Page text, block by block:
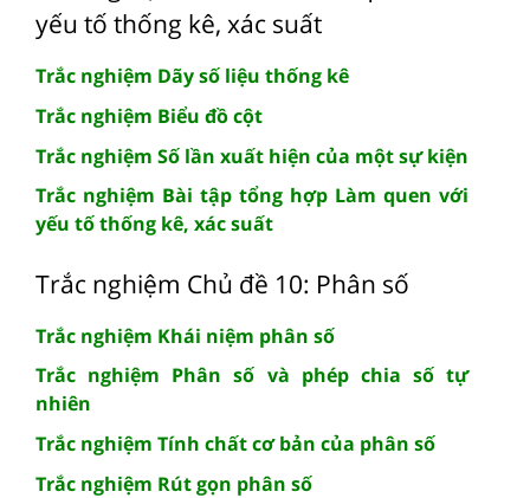
yếu tố thống kê, xác suất
Trắc nghiệm Dãy số liệu thống kê
Trắc nghiệm Biểu đồ cột
Trắc nghiệm Số lần xuất hiện của một sự kiện
Trắc nghiệm Bài tập tổng hợp Làm quen với
yếu tố thống kê, xác suất
Trắc nghiệm Chủ đề 10: Phân số
Trắc nghiệm Khái niệm phân số
Trắc nghiệm Phân số và phép chia số tự
nhiên
Trắc nghiệm Tính chất cơ bản của phân số
Trắc nghiệm Rút gọn phân số